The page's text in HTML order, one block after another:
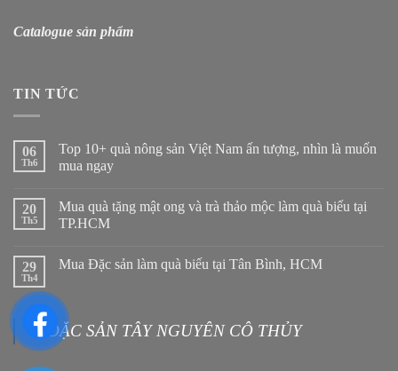
Catalogue sản phẩm
TIN TỨC
06
Th6
Top 10+ quà nông sản Việt Nam ấn tượng, nhìn là muốn
mua ngay
20
Th5
Mua quà tặng mật ong và trà thảo mộc làm quà biếu tại
TP.HCM
29
Th4
Mua Đặc sản làm quà biếu tại Tân Bình, HCM
ĐẶC SẢN TÂY NGUYÊN CÔ THỦY